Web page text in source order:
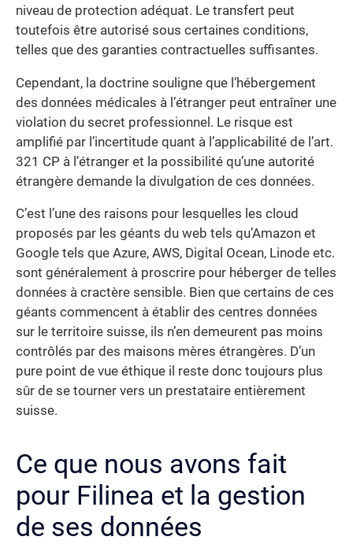
niveau de protection adéquat. Le transfert peut
toutefois être autorisé sous certaines conditions,
telles que des garanties contractuelles suffisantes.
Cependant, la doctrine souligne que l’hébergement
des données médicales à l’étranger peut entraîner une
violation du secret professionnel. Le risque est
amplifié par l’incertitude quant à l’applicabilité de l’art.
321 CP à l’étranger et la possibilité qu’une autorité
étrangère demande la divulgation de ces données.
C’est l’une des raisons pour lesquelles les cloud
proposés par les géants du web tels qu’Amazon et
Google tels que Azure, AWS, Digital Ocean, Linode etc.
sont généralement à proscrire pour héberger de telles
données à cractère sensible. Bien que certains de ces
géants commencent à établir des centres données
sur le territoire suisse, ils n’en demeurent pas moins
contrôlés par des maisons mères étrangères. D’un
pure point de vue éthique il reste donc toujours plus
sûr de se tourner vers un prestataire entièrement
suisse.
Ce que nous avons fait
pour Filinea et la gestion
de ses données